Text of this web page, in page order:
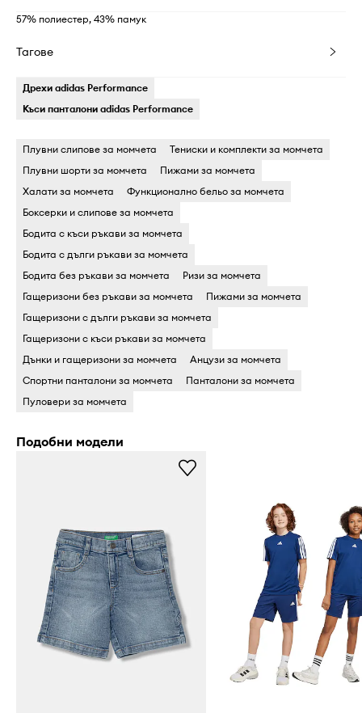
57% полиестер, 43% памук
Тагове
Дрехи adidas Performance
Къси панталони adidas Performance
Плувни слипове за момчета
Тениски и комплекти за момчета
Плувни шорти за момчета
Пижами за момчета
Халати за момчета
Функционално бельо за момчета
Боксерки и слипове за момчета
Бодита c къси ръкави за момчета
Бодита c дълги ръкави за момчета
Бодита без ръкави за момчета
Ризи за момчета
Гащеризони без ръкави за момчета
Пижами за момчета
Гащеризони c дълги ръкави за момчета
Гащеризони c къси ръкави за момчета
Дънки и гащеризони за момчета
Анцузи за момчета
Спортни панталони за момчета
Панталони за момчета
Пуловери за момчета
Подобни модели